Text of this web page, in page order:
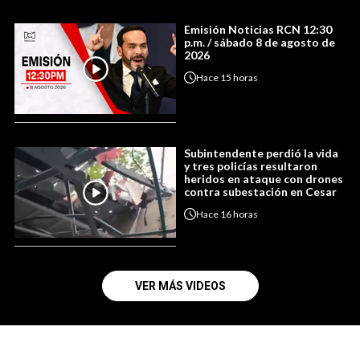
Emisión Noticias RCN 12:30
p.m. / sábado 8 de agosto de
2026
Hace 15 horas
Subintendente perdió la vida
y tres policías resultaron
heridos en ataque con drones
contra subestación en Cesar
Hace 16 horas
VER MÁS VIDEOS